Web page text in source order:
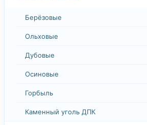
Берёзовые
Ольховые
Дубовые
Осиновые
Горбыль
Каменный уголь ДПК